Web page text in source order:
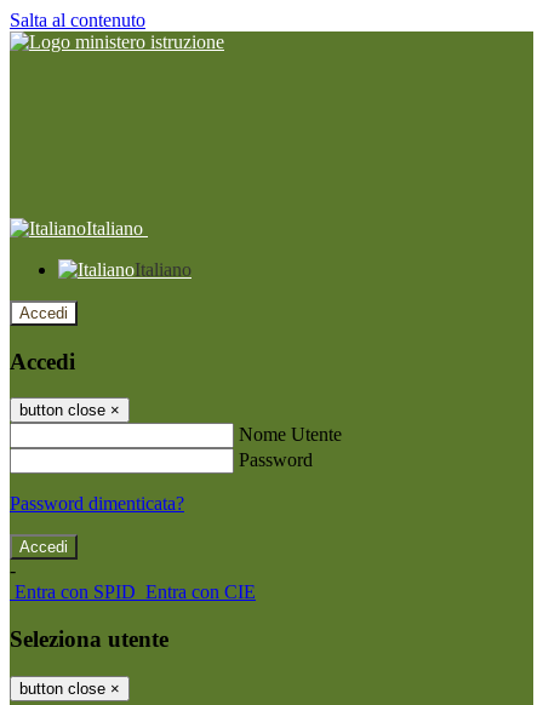
Salta al contenuto
Italiano
Italiano
Accedi
Accedi
button close ×
Nome Utente
Password
Password dimenticata?
-
Entra con SPID Entra con CIE
Seleziona utente
button close ×